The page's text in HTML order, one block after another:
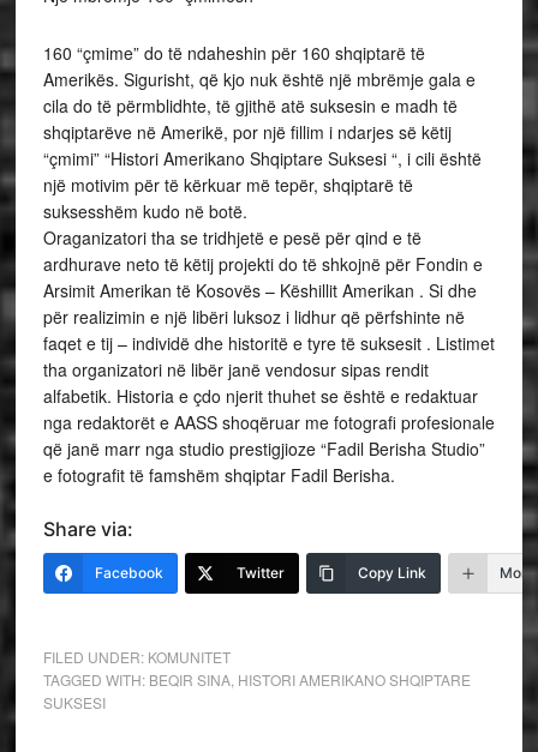
160 “çmime” do të ndaheshin për 160 shqiptarë të
Amerikës. Sigurisht, që kjo nuk është një mbrëmje gala e
cila do të përmblidhte, të gjithë atë suksesin e madh të
shqiptarëve në Amerikë, por një fillim i ndarjes së këtij
“çmimi” “Histori Amerikano Shqiptare Suksesi “, i cili është
një motivim për të kërkuar më tepër, shqiptarë të
suksesshëm kudo në botë.
Oraganizatori tha se tridhjetë e pesë për qind e të
ardhurave neto të këtij projekti do të shkojnë për Fondin e
Arsimit Amerikan të Kosovës – Këshillit Amerikan . Si dhe
për realizimin e një libëri luksoz i lidhur që përfshinte në
faqet e tij – individë dhe historitë e tyre të suksesit . Listimet
tha organizatori në libër janë vendosur sipas rendit
alfabetik. Historia e çdo njerit thuhet se është e redaktuar
nga redaktorët e AASS shoqëruar me fotografi profesionale
që janë marr nga studio prestigjioze “Fadil Berisha Studio”
e fotografit të famshëm shqiptar Fadil Berisha.
Share via:
Facebook Twitter Copy Link More
FILED UNDER: KOMUNITET
TAGGED WITH: BEQIR SINA, HISTORI AMERIKANO SHQIPTARE
SUKSESI